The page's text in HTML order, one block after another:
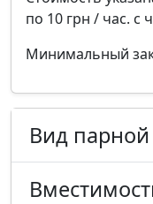
по 10 грн / час. с
Минимальный
Вид парной